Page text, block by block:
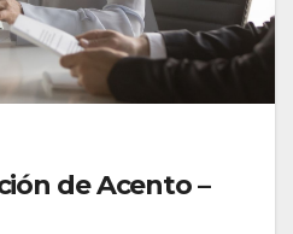
de Acento –